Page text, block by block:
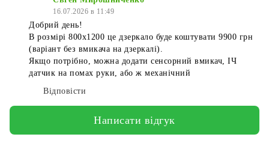
16.07.2026 в 11:49
Добрий день!
В розмірі 800х1200 це дзеркало буде коштувати 9900 грн
(варіант без вмикача на дзеркалі).
Якщо потрібно, можна додати сенсорний вмикач, ІЧ
датчик на помах руки, або ж механічний
Відповісти
Написати відгук